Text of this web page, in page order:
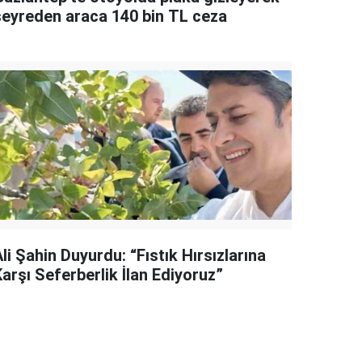
araca 140 bin TL ceza
Şahin Duyurdu: “Fıstık Hırsızlarına
Seferberlik İlan Ediyoruz”